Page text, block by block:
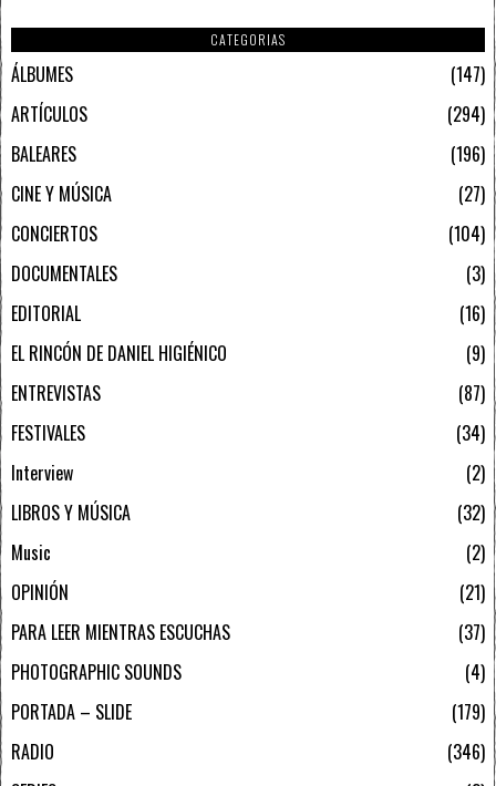
CATEGORIAS
ÁLBUMES
147
ARTÍCULOS
294
BALEARES
196
CINE Y MÚSICA
27
CONCIERTOS
104
DOCUMENTALES
3
EDITORIAL
16
EL RINCÓN DE DANIEL HIGIÉNICO
9
ENTREVISTAS
87
FESTIVALES
34
Interview
2
LIBROS Y MÚSICA
32
Music
2
OPINIÓN
21
PARA LEER MIENTRAS ESCUCHAS
37
PHOTOGRAPHIC SOUNDS
4
PORTADA – SLIDE
179
RADIO
346